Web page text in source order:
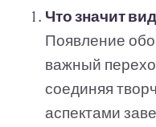
Что значит
Появление
важный
соединяя
аспектами